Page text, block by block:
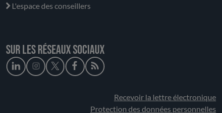
L'espace des conseillers
Sur les réseaux sociaux
Recevoir la lettre électronique
Protection des données personnelles